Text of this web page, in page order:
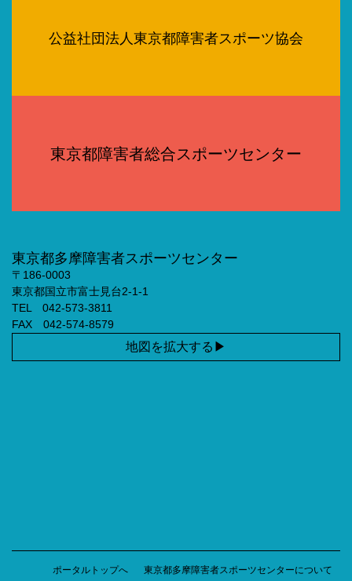
公益社団法人東京都障害者スポーツ協会
東京都障害者総合スポーツセンター
東京都多摩障害者スポーツセンター
〒186-0003
東京都国立市富士見台2-1-1
TEL 042-573-3811
FAX 042-574-8579
地図を拡大する
ポータルトップへ 東京都多摩障害者スポーツセンターについて